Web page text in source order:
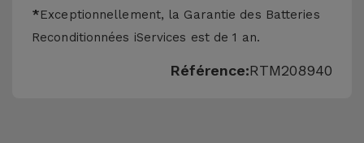
*Exceptionnellement, la Garantie des Batteries
Reconditionnées iServices est de 1 an.
Référence:RTM208940